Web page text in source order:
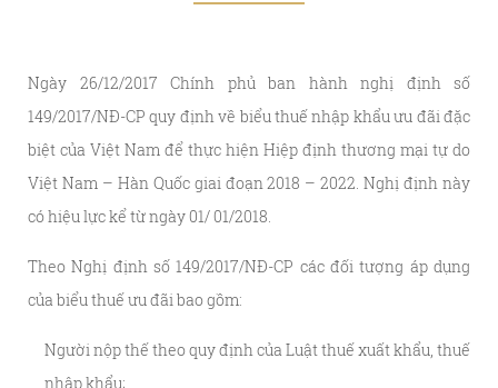
Ngày 26/12/2017 Chính phủ ban hành nghị định số
149/2017/NĐ-CP quy định về biểu thuế nhập khẩu ưu đãi đặc
biệt của Việt Nam để thực hiện Hiệp định thương mại tự do
Việt Nam – Hàn Quốc giai đoạn 2018 – 2022. Nghị định này
có hiệu lực kể từ ngày 01/ 01/2018.
Theo Nghị định số 149/2017/NĐ-CP các đối tượng áp dụng
của biểu thuế ưu đãi bao gồm:
Người nộp thế theo quy định của Luật thuế xuất khẩu, thuế
nhập khẩu;